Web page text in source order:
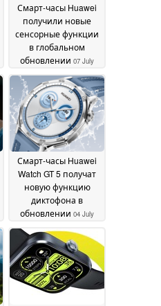
Смарт-часы Huawei
получили новые
сенсорные функции
в глобальном
обновлении 07 July
2025
Смарт-часы Huawei
Watch GT 5 получат
новую функцию
диктофона в
обновлении 04 July